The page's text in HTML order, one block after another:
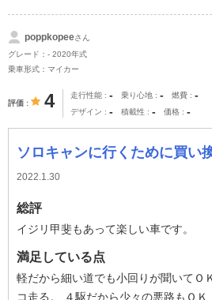
poppkopeeさん
グレード：- 2020年式
乗車形式：マイカー
評価 4 走行性能 - 乗り心地 - 燃費 -
デザイン - 積載性 - 価格 -
ソロキャンに行くために買い
2022.1.30
総評
イジリ甲斐もあって楽しい車です。
満足している点
軽だから細い道でも小回りが聞いてＯ
コ走る。 ４駆だから少々の悪路もＯ